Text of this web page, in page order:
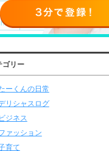
ゴリー
ーくんの日常
リシャスログ
ジネス
ァッション
育て